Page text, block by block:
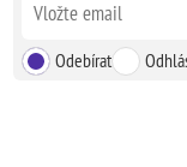
Odebírat